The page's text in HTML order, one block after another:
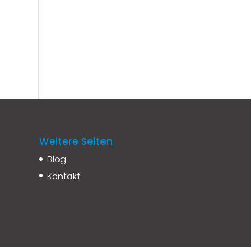
Weitere Seiten
Blog
Kontakt